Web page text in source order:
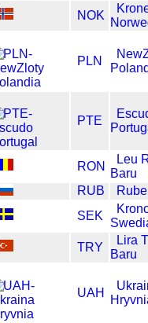
NOK
PLN
PTE
RON
Leu
Baru
RUB
SEK
TRY
Lira
Baru
UAH